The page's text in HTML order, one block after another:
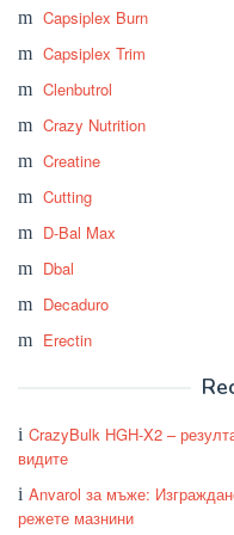
Capsiplex Burn
Capsiplex Trim
Clenbutrol
Crazy Nutrition
Creatine
Cutting
D-Bal Max
Dbal
Decaduro
Erectin
CrazyBulk HGH-X2 –
видите
Anvarol за мъже:
режете мазнини